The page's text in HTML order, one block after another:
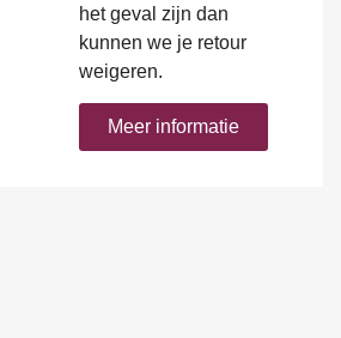
het geval zijn dan
kunnen we je retour
weigeren.
Meer informatie